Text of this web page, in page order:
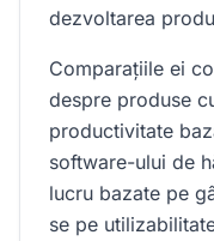
dezvoltarea
Comparațiile ei
despre produse
productivitate
software-ului de
lucru bazate pe
se pe